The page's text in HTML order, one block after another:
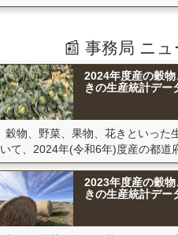
📰 事務局 ニュ
2024年度産の穀
きの生産統計デー
穀物、野菜、果物、花きといった
いて、2024年(令和6年)度産の都道
2023年度産の穀
きの生産統計デー